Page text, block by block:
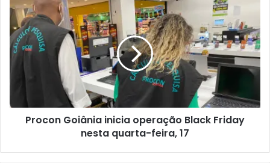
Procon Goiânia inicia operação Black Friday
nesta quarta-feira, 17